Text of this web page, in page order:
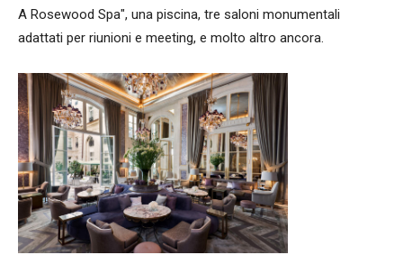
A Rosewood Spa", una piscina, tre saloni monumentali
adattati per riunioni e meeting, e molto altro ancora.